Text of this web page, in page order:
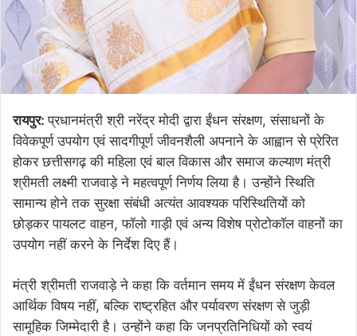
रायपुर:प्रधानमंत्री श्री नरेंद्र मोदी द्वारा ईंधन संरक्षण, संसाधनों के
विवेकपूर्ण उपयोग एवं सादगीपूर्ण जीवनशैली अपनाने के आह्वान से प्रेरित
होकर छत्तीसगढ़ की महिला एवं बाल विकास और समाज कल्याण मंत्री
श्रीमती लक्ष्मी राजवाड़े ने महत्वपूर्ण निर्णय लिया है। उन्होंने स्थिति
सामान्य होने तक सुरक्षा संबंधी अत्यंत आवश्यक परिस्थितियों को
छोड़कर पायलट वाहन, फॉलो गाड़ी एवं अन्य विशेष प्रोटोकॉल वाहनों का
उपयोग नहीं करने के निर्देश दिए हैं।
मंत्री श्रीमती राजवाड़े ने कहा कि वर्तमान समय में ईंधन संरक्षण केवल
आर्थिक विषय नहीं, बल्कि राष्ट्रहित और पर्यावरण संरक्षण से जुड़ी
सामूहिक जिम्मेदारी है। उन्होंने कहा कि जनप्रतिनिधियों को स्वयं